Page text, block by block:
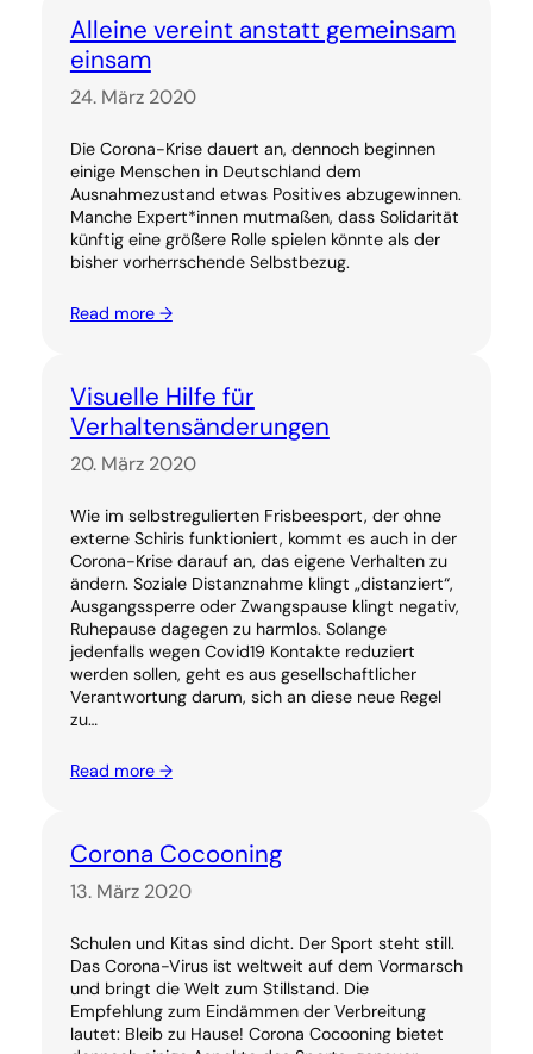
Alleine vereint anstatt gemeinsam
einsam
24. März 2020
Die Corona-Krise dauert an, dennoch beginnen
einige Menschen in Deutschland dem
Ausnahmezustand etwas Positives abzugewinnen.
Manche Expert*innen mutmaßen, dass Solidarität
künftig eine größere Rolle spielen könnte als der
bisher vorherrschende Selbstbezug.
Read more →
Visuelle Hilfe für
Verhaltensänderungen
20. März 2020
Wie im selbstregulierten Frisbeesport, der ohne
externe Schiris funktioniert, kommt es auch in der
Corona-Krise darauf an, das eigene Verhalten zu
ändern. Soziale Distanznahme klingt „distanziert“,
Ausgangssperre oder Zwangspause klingt negativ,
Ruhepause dagegen zu harmlos. Solange
jedenfalls wegen Covid19 Kontakte reduziert
werden sollen, geht es aus gesellschaftlicher
Verantwortung darum, sich an diese neue Regel
zu…
Read more →
Corona Cocooning
13. März 2020
Schulen und Kitas sind dicht. Der Sport steht still.
Das Corona-Virus ist weltweit auf dem Vormarsch
und bringt die Welt zum Stillstand. Die
Empfehlung zum Eindämmen der Verbreitung
lautet: Bleib zu Hause! Corona Cocooning bietet